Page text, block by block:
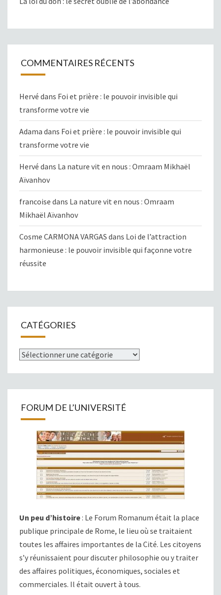
COMMENTAIRES RÉCENTS
Hervé dans Foi et prière : le pouvoir invisible qui
transforme votre vie
Adama dans Foi et prière : le pouvoir invisible qui
transforme votre vie
Hervé dans La nature vit en nous : Omraam Mikhaël
Aïvanhov
francoise dans La nature vit en nous : Omraam
Mikhaël Aïvanhov
Cosme CARMONA VARGAS dans Loi de l’attraction
harmonieuse : le pouvoir invisible qui façonne votre
réussite
CATÉGORIES
Catégories
FORUM DE L’UNIVERSITÉ
Un peu d’histoire: Le Forum Romanum était la place
publique principale de Rome, le lieu où se traitaient
toutes les affaires importantes de la Cité. Les citoyens
s’y réunissaient pour discuter philosophie ou y traiter
des affaires politiques, économiques, sociales et
commerciales. Il était ouvert à tous.